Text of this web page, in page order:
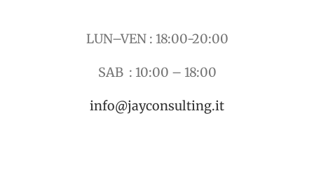
LUN–VEN : 18:00-20:00
SAB : 10:00 – 18:00
info@jayconsulting.it